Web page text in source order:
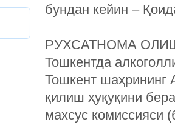
бундан кейин –
РУХСАТНОМА
Тошкентда
Тошкент шаҳрининг
қилиш ҳуқуқини
махсус комиссия­си